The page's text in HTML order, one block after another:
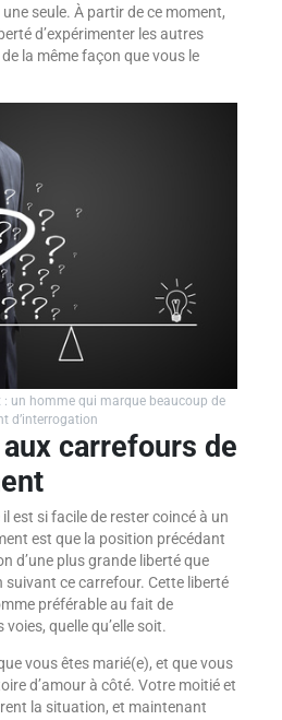
seule. À partir de ce moment,
d’expérimenter les autres
la même façon que vous le
un homme qui marque beaucoup de
d’interrogation
carrefours de
est si facile de rester coincé à un
est que la position précédant
d’une plus grande liberté que
suivant ce carrefour. Cette liberté
préférable au fait de
voies, quelle qu’elle soit.
vous êtes marié(e), et que vous
d’amour à côté. Votre moitié et
la situation, et maintenant